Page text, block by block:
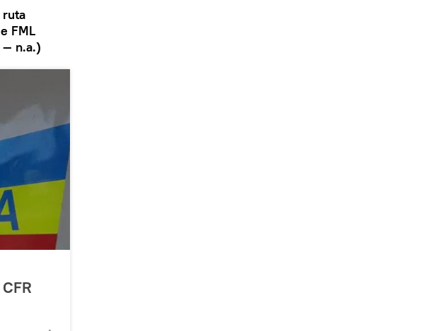
FML
— n.a.)